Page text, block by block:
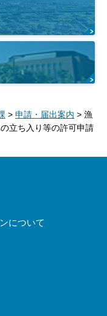
> 申請・届出案内 > 漁
立ち入り等の許可申請
について